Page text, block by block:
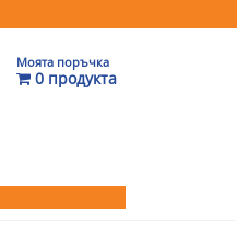
Моята поръчка
0 продукта